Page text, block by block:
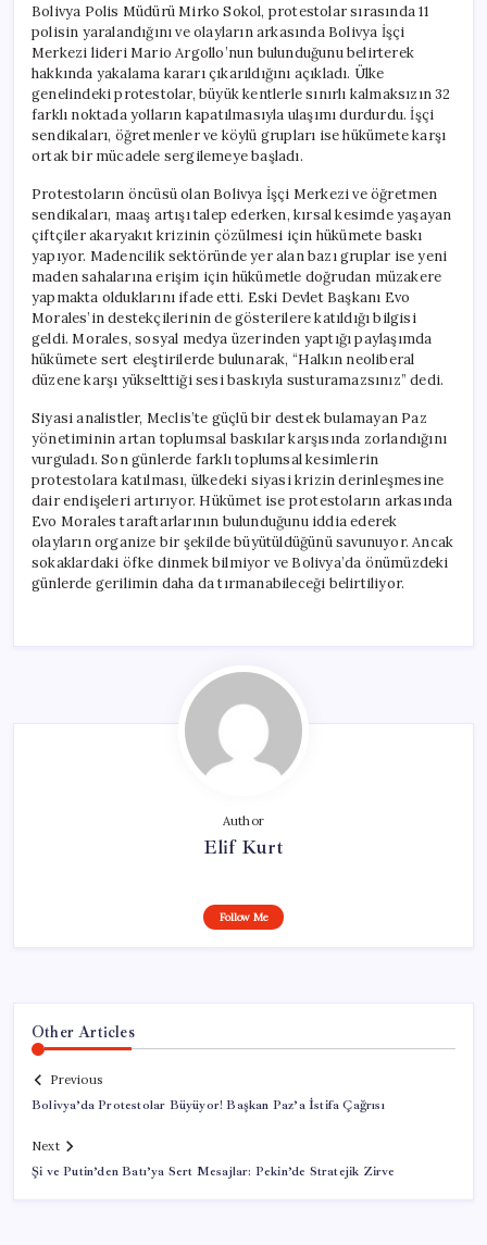
Bolivya Polis Müdürü Mirko Sokol, protestolar sırasında 11
polisin yaralandığını ve olayların arkasında Bolivya İşçi
Merkezi lideri Mario Argollo’nun bulunduğunu belirterek
hakkında yakalama kararı çıkarıldığını açıkladı. Ülke
genelindeki protestolar, büyük kentlerle sınırlı kalmaksızın 32
farklı noktada yolların kapatılmasıyla ulaşımı durdurdu. İşçi
sendikaları, öğretmenler ve köylü grupları ise hükümete karşı
ortak bir mücadele sergilemeye başladı.
Protestoların öncüsü olan Bolivya İşçi Merkezi ve öğretmen
sendikaları, maaş artışı talep ederken, kırsal kesimde yaşayan
çiftçiler akaryakıt krizinin çözülmesi için hükümete baskı
yapıyor. Madencilik sektöründe yer alan bazı gruplar ise yeni
maden sahalarına erişim için hükümetle doğrudan müzakere
yapmakta olduklarını ifade etti. Eski Devlet Başkanı Evo
Morales’in destekçilerinin de gösterilere katıldığı bilgisi
geldi. Morales, sosyal medya üzerinden yaptığı paylaşımda
hükümete sert eleştirilerde bulunarak, “Halkın neoliberal
düzene karşı yükselttiği sesi baskıyla susturamazsınız” dedi.
Siyasi analistler, Meclis’te güçlü bir destek bulamayan Paz
yönetiminin artan toplumsal baskılar karşısında zorlandığını
vurguladı. Son günlerde farklı toplumsal kesimlerin
protestolara katılması, ülkedeki siyasi krizin derinleşmesine
dair endişeleri artırıyor. Hükümet ise protestoların arkasında
Evo Morales taraftarlarının bulunduğunu iddia ederek
olayların organize bir şekilde büyütüldüğünü savunuyor. Ancak
sokaklardaki öfke dinmek bilmiyor ve Bolivya’da önümüzdeki
günlerde gerilimin daha da tırmanabileceği belirtiliyor.
Author
Elif Kurt
Follow Me
Other Articles
Previous
Bolivya’da Protestolar Büyüyor! Başkan Paz’a İstifa Çağrısı
Next
Şi ve Putin’den Batı’ya Sert Mesajlar: Pekin’de Stratejik Zirve